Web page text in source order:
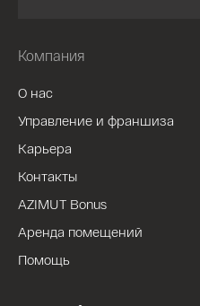
Компания
О нас
Управление и франшиза
Карьера
Контакты
AZIMUT Bonus
Аренда помещений
Помощь